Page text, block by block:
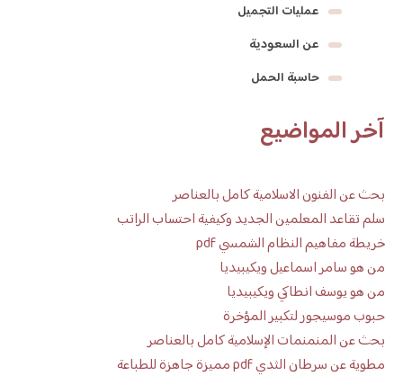
عمليات التجميل
عن السعودية
حاسبة الحمل
آخر المواضيع
بحث عن الفنون الاسلامية كامل بالعناصر
سلم تقاعد المعلمين الجديد وكيفية احتساب الراتب
خريطة مفاهيم النظام الشمسي pdf
من هو سامر اسماعيل ويكيبيديا
من هو يوسف انطاكي ويكيبيديا
حبوب موسيجور لتكبير المؤخرة
بحث عن المنمنمات الإسلامية كامل بالعناصر
مطوية عن سرطان الثدي pdf مميزة جاهزة للطباعة